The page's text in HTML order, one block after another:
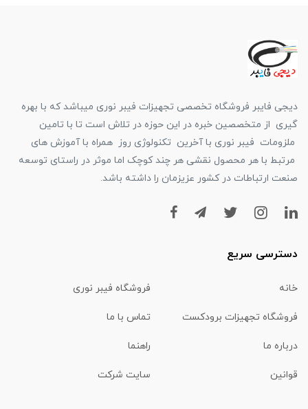
دیجی فایبر فروشگاه تخصصی تجهیزات فیبر نوری میباشد که با بهره
گیری از متخصصین خبره در این حوزه در تلاش است تا با تامین
ملزومات فیبر نوری با آخرین تکنولوژی روز همراه با آموزش های
مرتبط با هر محصول نقشی هر چند کوچک اما موثر در راستای توسعه
صنعت ارتباطات در کشور عزیزمان را داشته باشد.
دسترسی سریع
خانه فروشگاه فیبر نوری
فروشگاه تجهیزات برودکست تماس با ما
درباره ما راهنما
قوانین سایت شرکت